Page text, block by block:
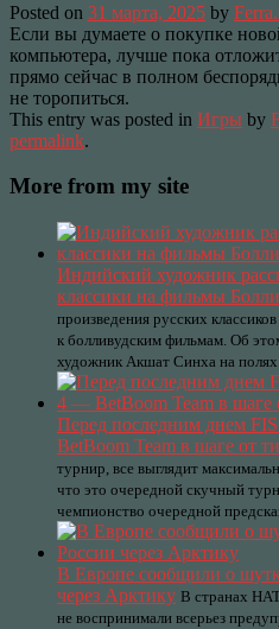
Posted on 31 марта, 2025 by
Если вы думаете о покупке
компьютера, лучше пока
прямо сейчас в полном
не торопиться.
This entry was posted in Игры by
permalink.
More from my site
Индийский художник
классики на фильмы
произведения русских
к болливудским фильмам. Об
художник Акшат Синха на
Перед последним днем
BetBoom Team в шаге от
турнир, все выглядит
что это очередной скучный
чемпионство очередной
В Европе сообщили о
через Арктику В странах
не воспринимали всерьез